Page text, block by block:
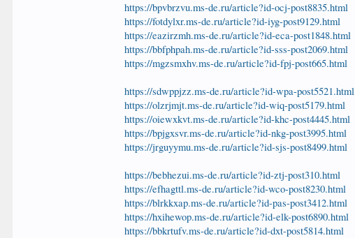
https://bpvbrzvu.ms-de.ru/article?id-ocj-post8835.html
https://fotdylxr.ms-de.ru/article?id-iyg-post9129.html
https://eazirzmh.ms-de.ru/article?id-eca-post1848.html
https://bbfphpah.ms-de.ru/article?id-sss-post2069.html
https://mgzsmxhv.ms-de.ru/article?id-fpj-post665.html
https://sdwppjzz.ms-de.ru/article?id-wpa-post5521.html
https://olzrjmjt.ms-de.ru/article?id-wiq-post5179.html
https://oiewxkvt.ms-de.ru/article?id-khc-post4445.html
https://bpjgxsvr.ms-de.ru/article?id-nkg-post3995.html
https://jrguyymu.ms-de.ru/article?id-sjs-post8499.html
https://bebhezui.ms-de.ru/article?id-ztj-post310.html
https://efhagttl.ms-de.ru/article?id-wco-post8230.html
https://blrkkxap.ms-de.ru/article?id-pas-post3412.html
https://hxihewop.ms-de.ru/article?id-elk-post6890.html
https://bbkrtufv.ms-de.ru/article?id-dxt-post5814.html